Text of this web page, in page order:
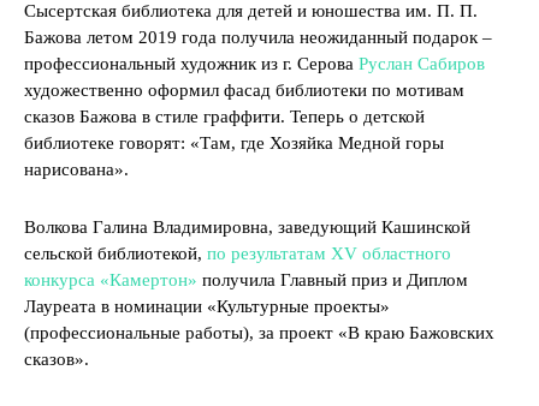
Сысертская библиотека для детей и юношества им. П. П.
Бажова летом 2019 года получила неожиданный подарок –
профессиональный художник из г. Серова Руслан Сабиров
художественно оформил фасад библиотеки по мотивам
сказов Бажова в стиле граффити. Теперь о детской
библиотеке говорят: «Там, где Хозяйка Медной горы
нарисована».
Волкова Галина Владимировна, заведующий Кашинской
сельской библиотекой, по результатам XV областного
конкурса «Камертон» получила Главный приз и Диплом
Лауреата в номинации «Культурные проекты»
(профессиональные работы), за проект «В краю Бажовских
сказов».